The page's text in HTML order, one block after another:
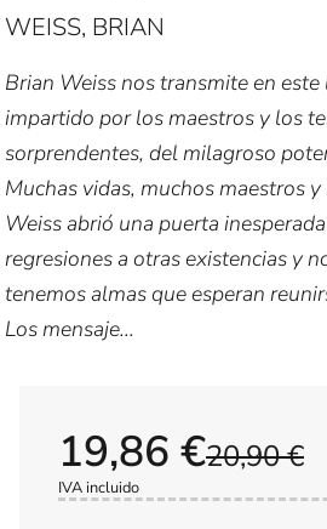
WEISS, BRIAN
Brian Weiss nos transmite en
impartido por los maestros y los
sorprendentes, del milagroso
Muchas vidas, muchos maestros
Weiss abrió una puerta
regresiones a otras existencias y
tenemos almas que esperan
Los mensaje...
20,90 €
19,86 €
IVA incluido